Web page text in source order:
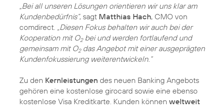
„Bei all unseren Lösungen orientieren wir uns klar am
Kundenbedürfnis“, sagt Matthias Hach, CMO von
comdirect.
„Diesen Fokus behalten wir auch bei der
Kooperation mit O2bei und werden fortlaufend und
gemeinsam mit O2das Angebot mit einer ausgeprägten
Kundenfokussierung weiterentwickeln.“
Zu den Kernleistungen des neuen Banking Angebots
gehören eine kostenlose girocard sowie eine ebenso
kostenlose Visa Kreditkarte. Kunden können weltweit